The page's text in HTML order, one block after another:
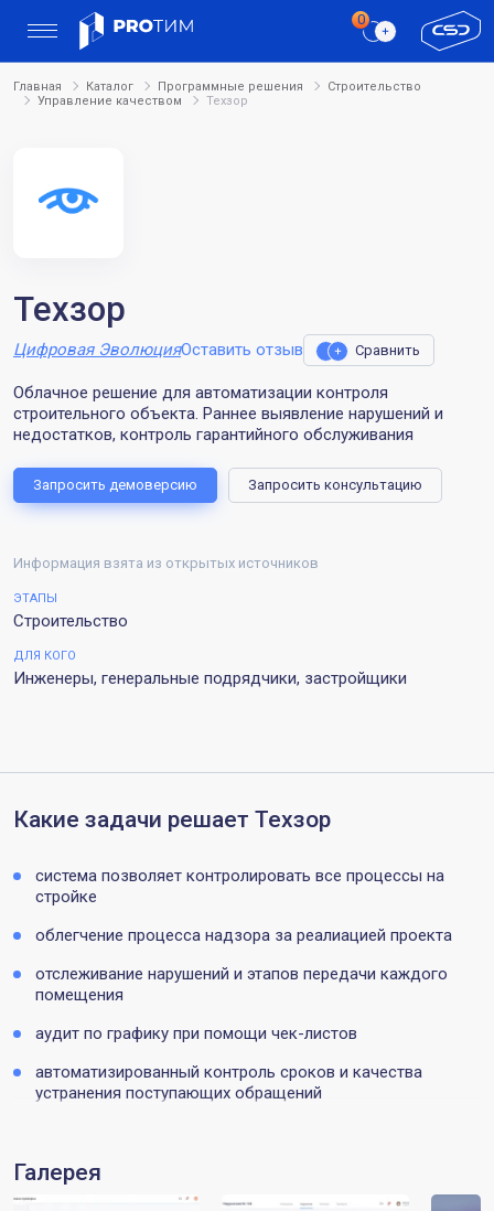
Главная Каталог Программные решения
Строительство
Управление качеством
Техзор
Техзор
Цифровая ЭволюцияОставить отзыв Сравнить
Облачное решение для автоматизации контроля
строительного объекта. Раннее выявление нарушений и
недостатков, контроль гарантийного обслуживания
Запросить демоверсию Запросить консультацию
Информация взята из открытых источников
ЭТАПЫ
Строительство
ДЛЯ КОГО
Инженеры, генеральные подрядчики, застройщики
Какие задачи решает Техзор
система позволяет контролировать все процессы на
стройке
облегчение процесса надзора за реалиацией проекта
отслеживание нарушений и этапов передачи каждого
помещения
аудит по графику при помощи чек-листов
автоматизированный контроль сроков и качества
устранения поступающих обращений
Галерея